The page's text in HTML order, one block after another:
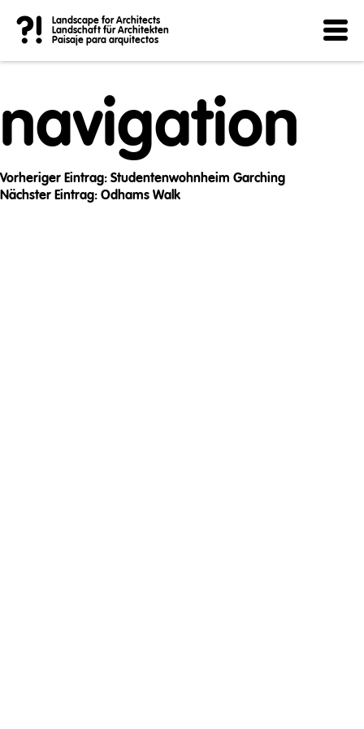
?!
Landscape for Architects
Landschaft für Architekten
Paisaje para arquitectos
Post
navigation
Vorheriger Eintrag: Studentenwohnheim Garching
Nächster Eintrag: Odhams Walk